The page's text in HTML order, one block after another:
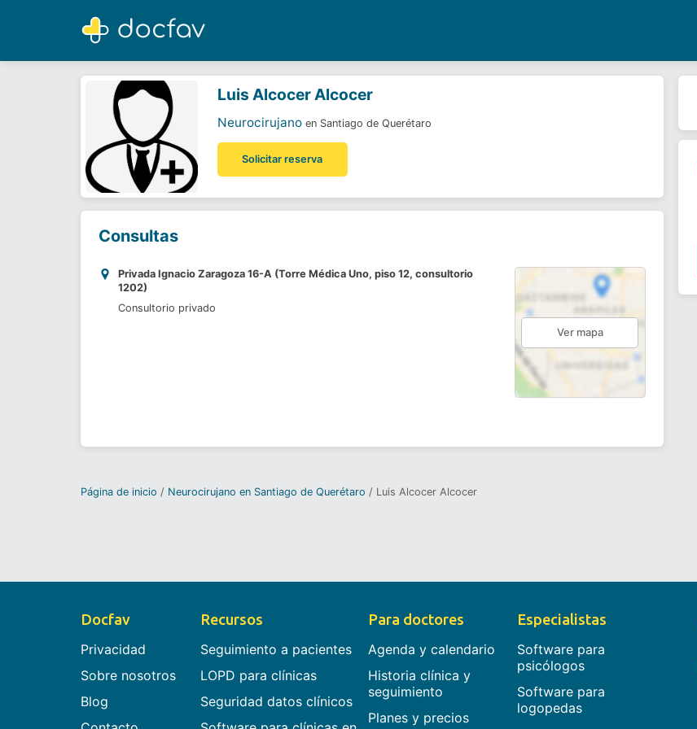
Luis Alcocer Alcocer
Neurocirujano
Luis Alcocer Alcocer
Neurocirujano en Santiago de Querétaro
Solicitar reserva
Consultas
Privada Ignacio Zaragoza 16-A (Torre Médica Uno, piso 12, consultorio
1202)
Consultorio privado
Ver mapa
Página de inicio Neurocirujano en Santiago de Querétaro Luis Alcocer Alcocer
Docfav
Privacidad
Sobre nosotros
Blog
Recursos
Seguimiento a pacientes
LOPD para clínicas
Seguridad datos clínicos
Para doctores
Agenda y calendario
Historia clínica y
seguimiento
Planes y precios
Especialistas
Software para
psicólogos
Software para
logopedas